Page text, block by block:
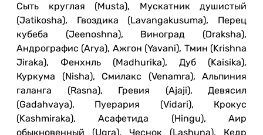
Сыть круглая (Musta), Мускатник душистый
(Jatikosha), Гвоздика (Lavangakusuma), Перец
кубеба (Jeenoshna), Виноград (Draksha),
Андрографис (Arya), Ажгон (Yavani), Тмин (Krishna
Jiraka), Фенхнль (Madhurika), Дуб (Kaisika),
Куркума (Nisha), Смилакс (Venamra), Альпиния
галанга (Rasna), Гревия (Ajaji), Девясил
(Gadahvaya), Пуерария (Vidari), Крокус
(Kashmiraka), Асафетида (Hingu), Аир
обыкновенный (Ugra), Чеснок (Lashuna), Кедр